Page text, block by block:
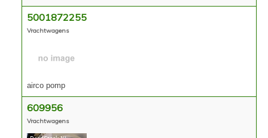
5001872255
Vrachtwagens
airco pomp
609956
Vrachtwagens